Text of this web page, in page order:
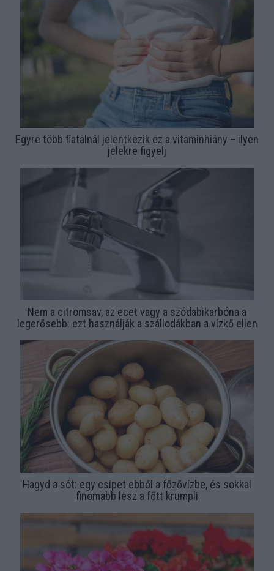
Egyre több fiatalnál jelentkezik ez a vitaminhiány – ilyen
jelekre figyelj
Nem a citromsav, az ecet vagy a szódabikarbóna a
legerősebb: ezt használják a szállodákban a vízkő ellen
Hagyd a sót: egy csipet ebből a főzővízbe, és sokkal
finomabb lesz a főtt krumpli